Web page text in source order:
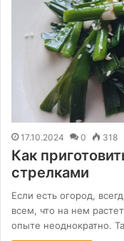
17.10.2024 0 318
Как
стрелками
Если есть огород,
всем, что на нем
опыте неоднократно.